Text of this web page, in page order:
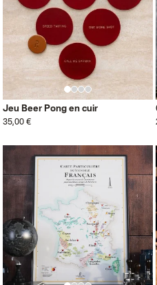
Jeu Beer Pong en cuir
35,00 €